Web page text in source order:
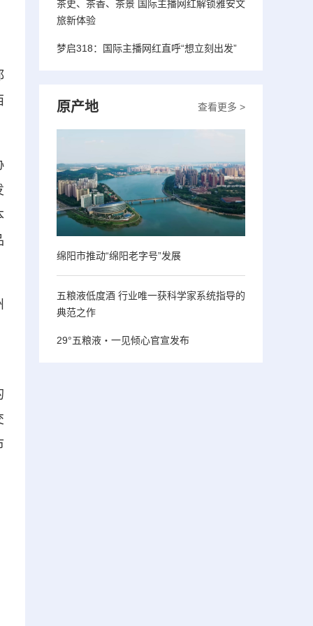
茶史、茶香、茶景 国际主播网红解锁雅安文
旅新体验
梦启318：国际主播网红直呼“想立刻出发”
查看更多 >
原产地
绵阳市推动“绵阳老字号”发展
五粮液低度酒 行业唯一获科学家系统指导的
典范之作
29°五粮液・一见倾心官宣发布